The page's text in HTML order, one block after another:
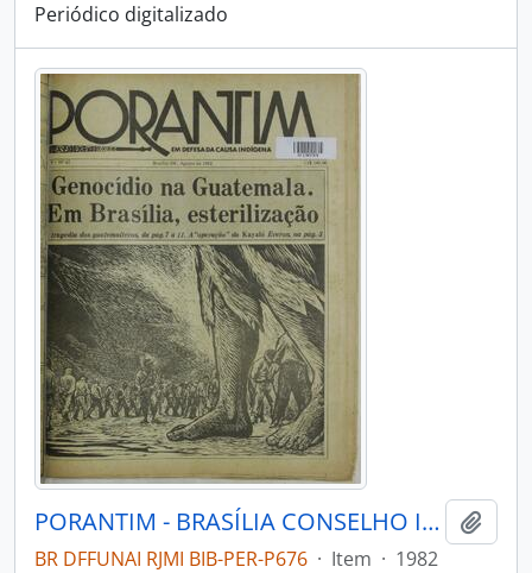
Periódico digitalizado
PORANTIM - BRASÍLIA CONSELHO INDIGENISTA MISSIONÁRIO - 1982 - Nº42
BR DFFUNAI RJMI BIB-PER-P676 · Item · 1982